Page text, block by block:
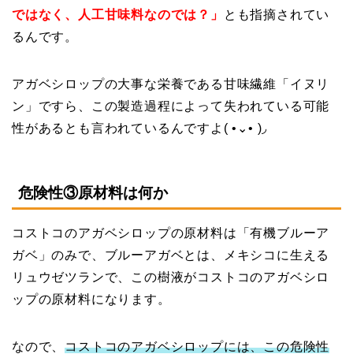
ではなく、人工甘味料なのでは？」
とも指摘されてい
るんです。
アガベシロップの大事な栄養である甘味繊維「イヌリ
ン」ですら、この製造過程によって失われている可能
性があるとも言われているんですよ( •⌄• )◞
危険性③原材料は何か
コストコのアガベシロップの原材料は「有機ブルーア
ガベ」のみで、ブルーアガベとは、メキシコに生える
リュウゼツランで、この樹液がコストコのアガベシロ
ップの原材料になります。
なので、コストコのアガベシロップには、この危険性